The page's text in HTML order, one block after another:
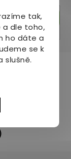
tak,
a dle toho,
ho dáte a
se k
slušně.
Přihlásit se
pro vás!